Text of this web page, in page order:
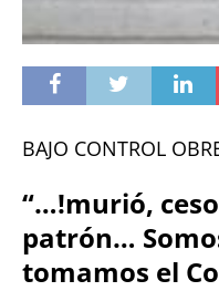
BAJO CONTROL
“…!murió,
patrón…
tomamos el